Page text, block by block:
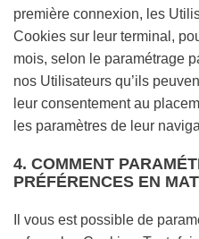
première connexion, les
Cookies sur leur terminal,
mois, selon le paramétrage
nos Utilisateurs qu’ils
leur consentement au
les paramètres de leur
4. COMMENT
PRÉFÉRENCES EN
Il vous est possible de